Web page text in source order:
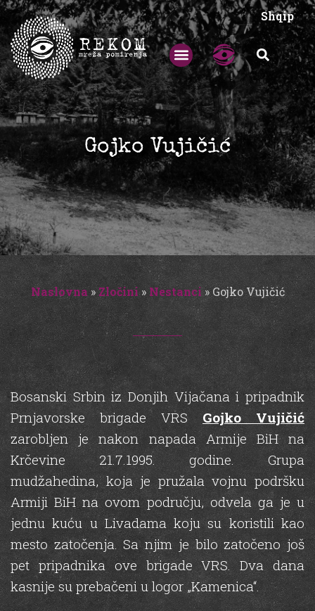
Shqip
Gojko Vujičić
Naslovna»Zločini» Nestanci »Gojko Vujičić
Bosanski Srbin iz Donjih Vijačana i pripadnik
Prnjavorske brigade VRSGojko Vujičić
zarobljen je nakon napada Armije BiH na
Krčevine 21.7.1995. godine. Grupa
mudžahedina, koja je pružala vojnu podršku
Armiji BiH na ovom području, odvela ga je u
jednu kuću u Livadama koju su koristili kao
mesto zatočenja. Sa njim je bilo zatočeno još
pet pripadnika ove brigade VRS. Dva dana
kasnije su prebačeni u logor „Kamenica“.